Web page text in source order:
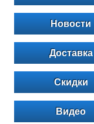
Новости
Доставка
Скидки
Видео